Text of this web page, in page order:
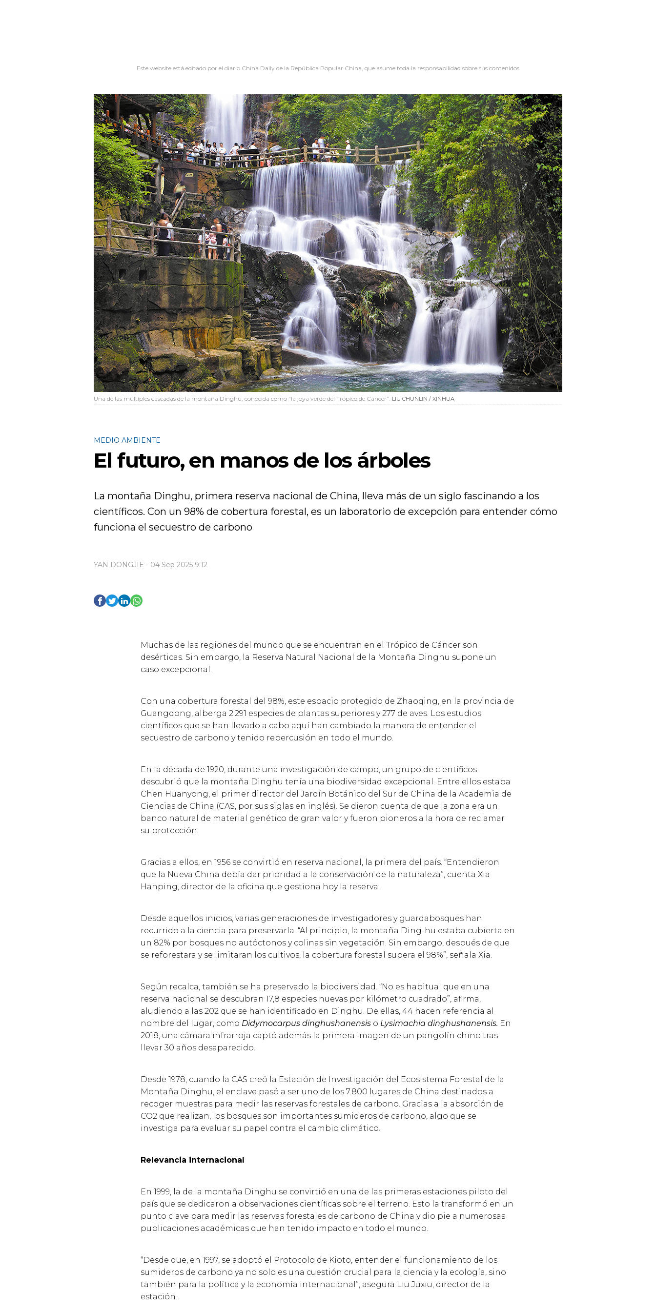
Este website está editado por el diario China Daily de la República Popular China, que asume toda la responsabilidad sobre sus contenidos
Una de las múltiples cascadas de la montaña Dinghu, conocida como “la joya verde del Trópico de Cáncer”. LIU CHUNLIN / XINHUA
MEDIO AMBIENTE
El futuro, en manos de los árboles
La montaña Dinghu, primera reserva nacional de China, lleva más de un siglo fascinando a los
científicos. Con un 98% de cobertura forestal, es un laboratorio de excepción para entender cómo
funciona el secuestro de carbono
YAN DONGJIE - 04 Sep 2025 9:12
Muchas de las regiones del mundo que se encuentran en el Trópico de Cáncer son
desérticas. Sin embargo, la Reserva Natural Nacional de la Montaña Dinghu supone un
caso excepcional.
Con una cobertura forestal del 98%, este espacio protegido de Zhaoqing, en la provincia de
Guangdong, alberga 2.291 especies de plantas superiores y 277 de aves. Los estudios
científicos que se han llevado a cabo aquí han cambiado la manera de entender el
secuestro de carbono y tenido repercusión en todo el mundo.
En la década de 1920, durante una investigación de campo, un grupo de científicos
descubrió que la montaña Dinghu tenía una biodiversidad excepcional. Entre ellos estaba
Chen Huanyong, el primer director del Jardín Botánico del Sur de China de la Academia de
Ciencias de China (CAS, por sus siglas en inglés). Se dieron cuenta de que la zona era un
banco natural de material genético de gran valor y fueron pioneros a la hora de reclamar
su protección.
Gracias a ellos, en 1956 se convirtió en reserva nacional, la primera del país. “Entendieron
que la Nueva China debía dar prioridad a la conservación de la naturaleza”, cuenta Xia
Hanping, director de la oficina que gestiona hoy la reserva.
Desde aquellos inicios, varias generaciones de investigadores y guardabosques han
recurrido a la ciencia para preservarla. “Al principio, la montaña Ding-hu estaba cubierta en
un 82% por bosques no autóctonos y colinas sin vegetación. Sin embargo, después de que
se reforestara y se limitaran los cultivos, la cobertura forestal supera el 98%”, señala Xia.
Según recalca, también se ha preservado la biodiversidad. “No es habitual que en una
reserva nacional se descubran 17,8 especies nuevas por kilómetro cuadrado”, afirma,
aludiendo a las 202 que se han identificado en Dinghu. De ellas, 44 hacen referencia al
nombre del lugar, como Didymocarpus dinghushanensis o Lysimachia dinghushanensis. En
2018, una cámara infrarroja captó además la primera imagen de un pangolín chino tras
llevar 30 años desaparecido.
Desde 1978, cuando la CAS creó la Estación de Investigación del Ecosistema Forestal de la
Montaña Dinghu, el enclave pasó a ser uno de los 7.800 lugares de China destinados a
recoger muestras para medir las reservas forestales de carbono. Gracias a la absorción de
CO2 que realizan, los bosques son importantes sumideros de carbono, algo que se
investiga para evaluar su papel contra el cambio climático.
Relevancia internacional
En 1999, la de la montaña Dinghu se convirtió en una de las primeras estaciones piloto del
país que se dedicaron a observaciones científicas sobre el terreno. Esto la transformó en un
punto clave para medir las reservas forestales de carbono de China y dio pie a numerosas
publicaciones académicas que han tenido impacto en todo el mundo.
“Desde que, en 1997, se adoptó el Protocolo de Kioto, entender el funcionamiento de los
sumideros de carbono ya no solo es una cuestión crucial para la ciencia y la ecología, sino
también para la política y la economía internacional”, asegura Liu Juxiu, director de la
estación.